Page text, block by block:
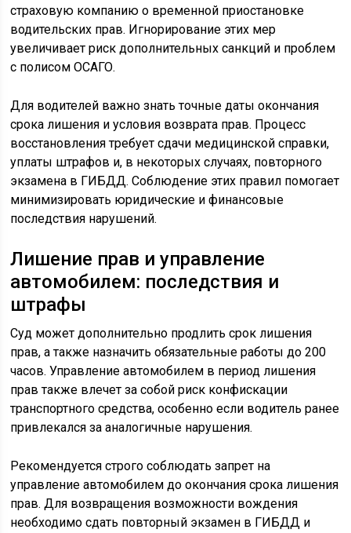
страховую компанию о временной приостановке
водительских прав. Игнорирование этих мер
увеличивает риск дополнительных санкций и проблем
с полисом ОСАГО.
Для водителей важно знать точные даты окончания
срока лишения и условия возврата прав. Процесс
восстановления требует сдачи медицинской справки,
уплаты штрафов и, в некоторых случаях, повторного
экзамена в ГИБДД. Соблюдение этих правил помогает
минимизировать юридические и финансовые
последствия нарушений.
Лишение прав и управление
автомобилем: последствия и
штрафы
Суд может дополнительно продлить срок лишения
прав, а также назначить обязательные работы до 200
часов. Управление автомобилем в период лишения
прав также влечет за собой риск конфискации
транспортного средства, особенно если водитель ранее
привлекался за аналогичные нарушения.
Рекомендуется строго соблюдать запрет на
управление автомобилем до окончания срока лишения
прав. Для возвращения возможности вождения
необходимо сдать повторный экзамен в ГИБДД и